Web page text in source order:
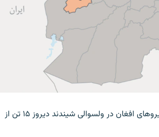
یک مقام هرات گفته است که در جریان عملیات سه روزۀ نیروهای افغان در ولسوالی شیندند دیروز ۱۵ تن از